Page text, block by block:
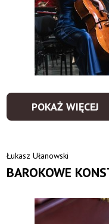
POKAŻ WIĘCEJ
Łukasz Ułanowski
BAROKOWE